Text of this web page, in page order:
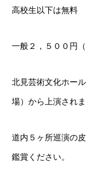
高校生以下は無料
一般２，５００円
北見芸術文化ホー
場）から上演されま
道内５ヶ所巡演の
鑑賞ください。